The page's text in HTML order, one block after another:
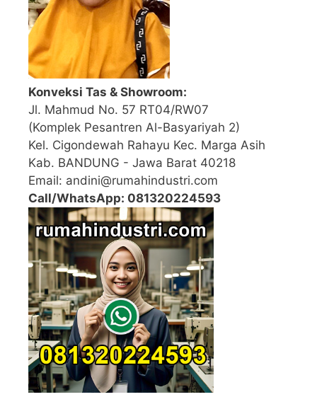
Konveksi Tas & Showroom:
Jl. Mahmud No. 57 RT04/RW07
(Komplek Pesantren Al-Basyariyah 2)
Kel. Cigondewah Rahayu Kec. Marga Asih
Kab. BANDUNG - Jawa Barat 40218
Email: andini@rumahindustri.com
Call/WhatsApp: 081320224593